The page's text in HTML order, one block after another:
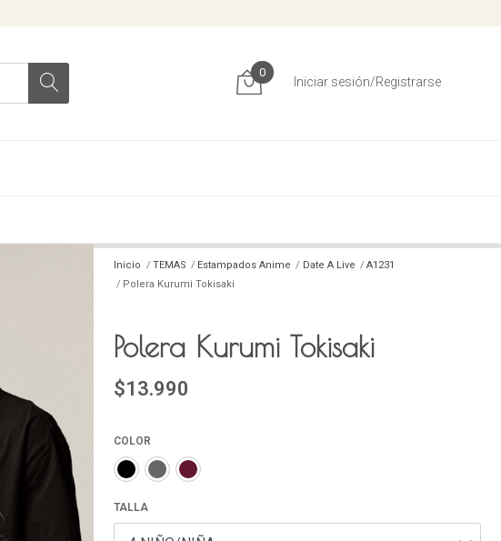
0
Iniciar sesión/Registrarse
Inicio TEMAS Estampados Anime Date A Live
A1231
Polera Kurumi Tokisaki
Polera Kurumi Tokisaki
$13.990
COLOR
TALLA